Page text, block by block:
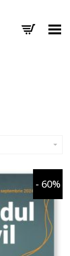
Toggle Menu
- 60%